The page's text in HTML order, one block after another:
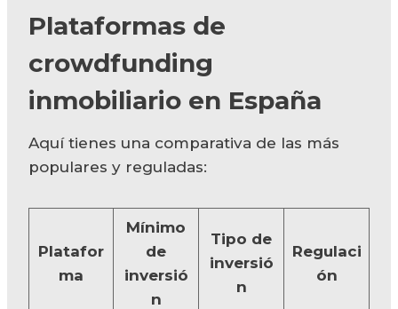
Plataformas de
crowdfunding
inmobiliario en España
Aquí tienes una comparativa de las más
populares y reguladas:
Platafor
ma
Mínimo
de
inversió
n
Tipo de
inversió
n
Regulaci
ón